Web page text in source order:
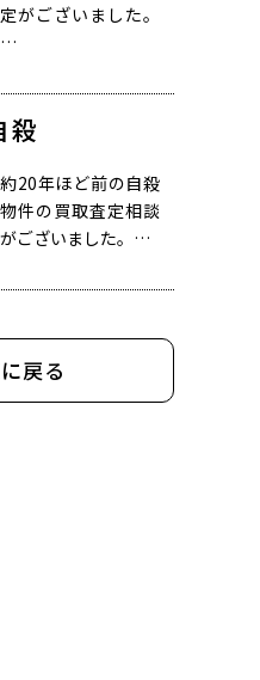
定がございました。
…
殺
約20年ほど前の自殺
物件の買取査定相談
がございました。…
戻る